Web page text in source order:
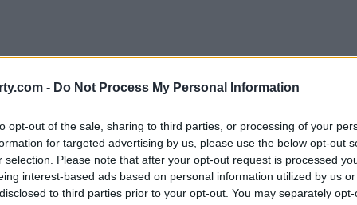
- Do Not Process My Personal Information
opt-out of the sale, sharing to third parties, or processing of your
for targeted advertising by us, please use the below opt-out
selection. Please note that after your opt-out request is processed
interest-based ads based on personal information utilized by us
to third parties prior to your opt-out. You may separately
αφηγείται την ιστορία μιας διαγενεακής
με την πέμπτη και τελευταία σεζόν της,